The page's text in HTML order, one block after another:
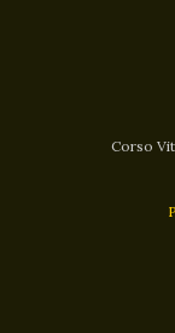
Corso